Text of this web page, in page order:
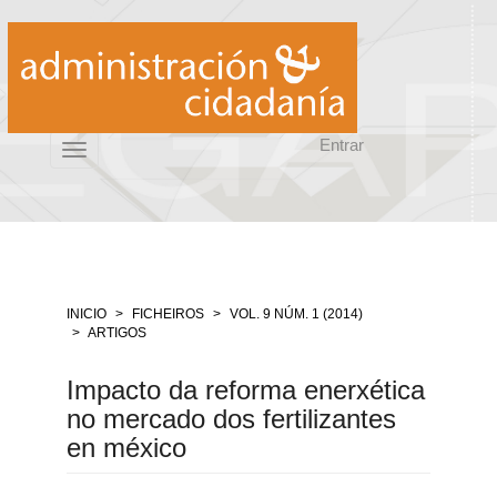
contido
Navegación
principal
Entrar
Toggle
navigation
INICIO FICHEIROS
VOL. 9 NÚM. 1 (2014)
ARTIGOS
Impacto da reforma enerxética
no mercado dos fertilizantes
en méxico